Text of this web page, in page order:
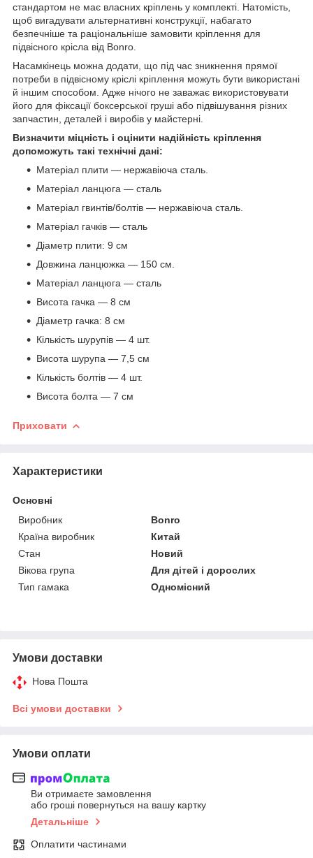
стандартом не має власних кріплень у комплекті. Натомість,
щоб вигадувати альтернативні конструкції, набагато
безпечніше та раціональніше замовити кріплення для
підвісного крісла від Bonro.
Насамкінець можна додати, що під час зникнення прямої
потреби в підвісному кріслі кріплення можуть бути використані
й іншим способом. Адже нічого не заважає використовувати
його для фіксації боксерської груші або підвішування різних
запчастин, деталей і виробів у майстерні.
Визначити міцність і оцінити надійність кріплення
допоможуть такі технічні дані:
Матеріал плити — нержавіюча сталь.
Матеріал ланцюга — сталь
Матеріал гвинтів/болтів — нержавіюча сталь.
Матеріал гачків — сталь
Діаметр плити: 9 см
Довжина ланцюжка — 150 см.
Матеріал ланцюга — сталь
Висота гачка — 8 см
Діаметр гачка: 8 см
Кількість шурупів — 4 шт.
Висота шурупа — 7,5 см
Кількість болтів — 4 шт.
Висота болта — 7 см
Приховати
Характеристики
Основні
Виробник
Bonro
Країна виробник
Китай
Стан
Новий
Вікова група
Для дітей і дорослих
Тип гамака
Одномісний
Умови доставки
Нова Пошта
Всі умови доставки
Умови оплати
Ви отримаєте замовлення
або гроші повернуться на вашу картку
Детальніше
Оплатити частинами